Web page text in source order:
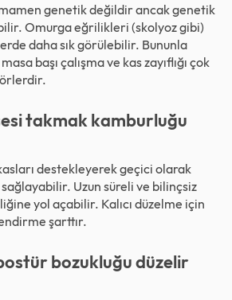
genetik değildir ancak genetik
Omurga eğrilikleri (skolyoz gibi)
daha sık görülebilir. Bununla
başı çalışma ve kas zayıflığı çok
takmak kamburluğu
destekleyerek geçici olarak
Uzun süreli ve bilinçsiz
yol açabilir. Kalıcı düzelme için
şarttır.
bozukluğu düzelir